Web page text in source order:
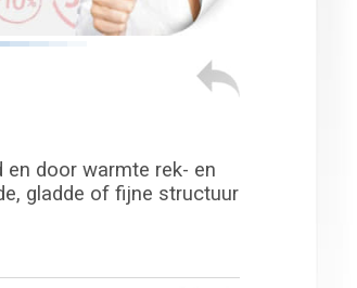
door warmte rek- en
gladde of fijne structuur